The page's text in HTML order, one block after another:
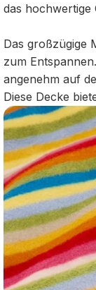
das hochwertige
Das großzügige
zum
angenehm auf
Diese Decke